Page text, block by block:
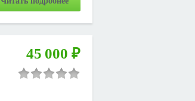
45 000 ₽